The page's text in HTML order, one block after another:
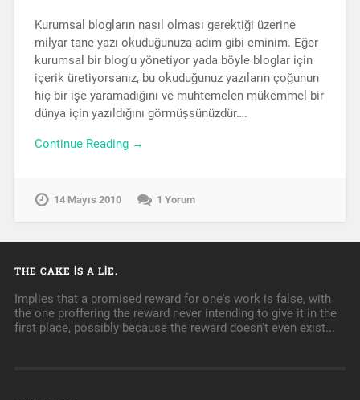
Kurumsal blogların nasıl olması gerektiği üzerine
milyar tane yazı okuduğunuza adım gibi eminim. Eğer
kurumsal bir blog’u yönetiyor yada böyle bloglar için
içerik üretiyorsanız, bu okuduğunuz yazıların çoğunun
hiç bir işe yaramadığını ve muhtemelen mükemmel bir
dünya için yazıldığını görmüşsünüzdür….
Continue Reading →
14 Mayıs 2010 1 Yorum
THE CAKE IS A LIE.
Implies that a promised reward for one's work is false, with
the one proffering the reward never intending to give it in the
first place, possibly because the reward doesn't even exist...